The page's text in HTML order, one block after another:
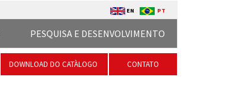
EN PT
PESQUISA E DESENVOLVIMENTO
DOWNLOAD DO CATÀLOGO CONTATO